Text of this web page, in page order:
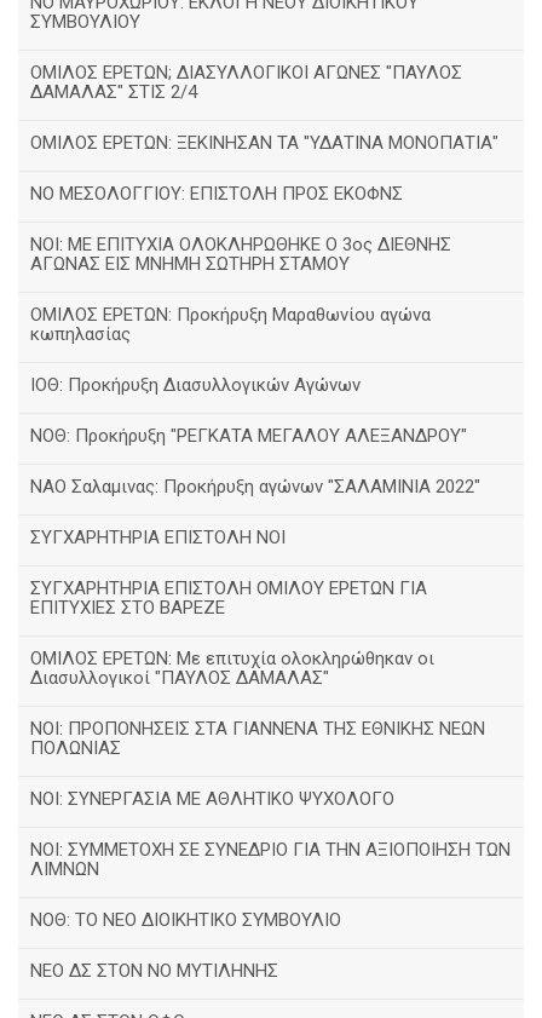
ΣΥΜΒΟΥΛΙΟΥ
ΟΜΙΛΟΣ ΕΡΕΤΩΝ; ΔΙΑΣΥΛΛΟΓΙΚΟΙ ΑΓΩΝΕΣ "ΠΑΥΛΟΣ
ΔΑΜΑΛΑΣ" ΣΤΙΣ 2/4
ΟΜΙΛΟΣ ΕΡΕΤΩΝ: ΞΕΚΙΝΗΣΑΝ ΤΑ "ΥΔΑΤΙΝΑ ΜΟΝΟΠΑΤΙΑ"
ΝΟ ΜΕΣΟΛΟΓΓΙΟΥ: ΕΠΙΣΤΟΛΗ ΠΡΟΣ ΕΚΟΦΝΣ
NOI: ΜΕ ΕΠΙΤΥΧΙΑ ΟΛΟΚΛΗΡΩΘΗΚΕ Ο 3ος ΔΙΕΘΝΗΣ
ΑΓΩΝΑΣ ΕΙΣ ΜΝΗΜΗ ΣΩΤΗΡΗ ΣΤΑΜΟΥ
ΟΜΙΛΟΣ ΕΡΕΤΩΝ: Προκήρυξη Μαραθωνίου αγώνα
κωπηλασίας
ΙΟΘ: Προκήρυξη Διασυλλογικών Αγώνων
ΝΟΘ: Προκήρυξη "ΡΕΓΚΑΤΑ ΜΕΓΑΛΟΥ ΑΛΕΞΑΝΔΡΟΥ"
ΝΑΟ Σαλαμινας: Προκήρυξη αγώνων "ΣΑΛΑΜΙΝΙΑ 2022"
ΣΥΓΧΑΡΗΤΗΡΙΑ ΕΠΙΣΤΟΛΗ ΝΟΙ
ΣΥΓΧΑΡΗΤΗΡΙΑ ΕΠΙΣΤΟΛΗ ΟΜΙΛΟΥ ΕΡΕΤΩΝ ΓΙΑ
ΕΠΙΤΥΧΙΕΣ ΣΤΟ ΒΑΡΕΖΕ
ΟΜΙΛΟΣ ΕΡΕΤΩΝ: Με επιτυχία ολοκληρώθηκαν οι
Διασυλλογικοί "ΠΑΥΛΟΣ ΔΑΜΑΛΑΣ"
ΝΟΙ: ΠΡΟΠΟΝΗΣΕΙΣ ΣΤΑ ΓΙΑΝΝΕΝΑ ΤΗΣ ΕΘΝΙΚΗΣ ΝΕΩΝ
ΠΟΛΩΝΙΑΣ
ΝΟΙ: ΣΥΝΕΡΓΑΣΙΑ ΜΕ ΑΘΛΗΤΙΚΟ ΨΥΧΟΛΟΓΟ
ΝΟΙ: ΣΥΜΜΕΤΟΧΗ ΣΕ ΣΥΝΕΔΡΙΟ ΓΙΑ ΤΗΝ ΑΞΙΟΠΟΙΗΣΗ ΤΩΝ
ΛΙΜΝΩΝ
ΝΟΘ: ΤΟ ΝΕΟ ΔΙΟΙΚΗΤΙΚΟ ΣΥΜΒΟΥΛΙΟ
ΝΕΟ ΔΣ ΣΤΟΝ ΝΟ ΜΥΤΙΛΗΝΗΣ